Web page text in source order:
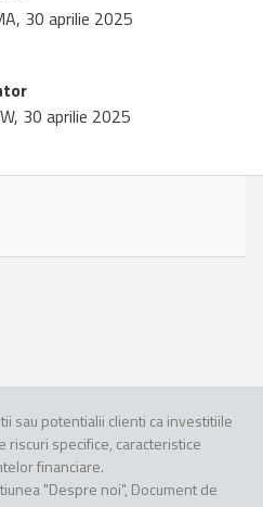
30 aprilie 2025
30 aprilie 2025
sau potentialii clienti ca investitiile
riscuri specifice, caracteristice
financiare.
"Despre noi", Document de